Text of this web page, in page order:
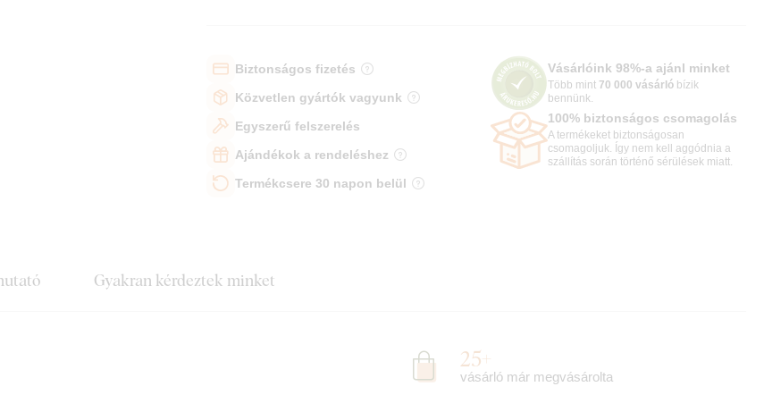
Biztonságos fizetés
Közvetlen gyártók vagyunk
Egyszerű felszerelés
Ajándékok a rendeléshez
Termékcsere 30 napon belül
Vásárlóink 98%-a ajánl minket
Több mint 70 000 vásárló bízik
bennünk.
100% biztonságos csomagolás
A termékeket biztonságosan
csomagoljuk. Így nem kell aggódnia a
szállítás során történő sérülések miatt.
Gyakran kérdeztek minket
25+
vásárló már megvásárolta